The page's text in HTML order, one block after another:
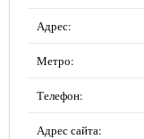
Адрес:
Метро:
Телефон:
Адрес сайта: